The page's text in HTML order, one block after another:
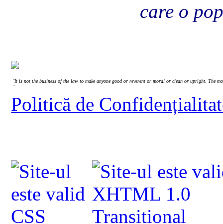
care o
"It is not the business of the law to make anyone good or reverent or moral or clean or upright. The
"
Politică de